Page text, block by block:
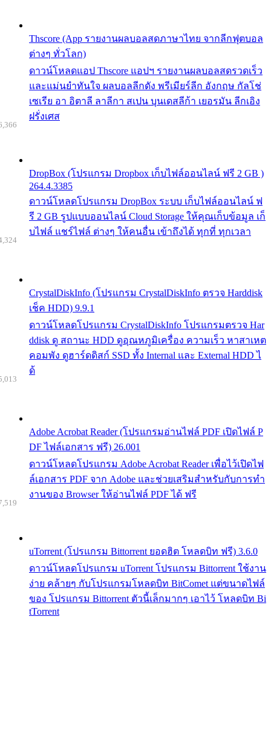
Thscore (App รายงานผลบอลสดภาษาไทย จากลีกฟุตบอล
ต่างๆ ทั่วโลก)
ดาวน์โหลดแอป Thscore แอปฯ รายงานผลบอลสดรวดเร็ว
และแม่นยำทันใจ ผลบอลลีกดัง พรีเมียร์ลีก อังกฤษ กัลโช่
เซเรีย อา อิตาลี ลาลีกา สเปน บุนเดสลีก้า เยอรมัน ลีกเอิง
ฝรั่งเศส
DropBox (โปรแกรม Dropbox เก็บไฟล์ออนไลน์ ฟรี 2 GB )
264.4.3385
ดาวน์โหลดโปรแกรม DropBox ระบบ เก็บไฟล์ออนไลน์ ฟ
รี 2 GB รูปแบบออนไลน์ Cloud Storage ให้คุณเก็บข้อมูล เก็
บไฟล์ แชร์ไฟล์ ต่างๆ ให้คนอื่น เข้าถึงได้ ทุกที่ ทุกเวลา
CrystalDiskInfo (โปรแกรม CrystalDiskInfo ตรวจ Harddisk
เช็ค HDD) 9.9.1
ดาวน์โหลดโปรแกรม CrystalDiskInfo โปรแกรมตรวจ Har
ddisk ดู สถานะ HDD ดูอุณหภูมิเครื่อง ความเร็ว หาสาเหต
คอมพัง ดูฮาร์ดดิสก์ SSD ทั้ง Internal และ External HDD ไ
ด้
Adobe Acrobat Reader (โปรแกรมอ่านไฟล์ PDF เปิดไฟล์ P
DF ไฟล์เอกสาร ฟรี) 26.001
ดาวน์โหลดโปรแกรม Adobe Acrobat Reader เพื่อไว้เปิดไฟ
ล์เอกสาร PDF จาก Adobe และช่วยเสริมสำหรับกับการทำ
งานของ Browser ให้อ่านไฟล์ PDF ได้ ฟรี
uTorrent (โปรแกรม Bittorrent ยอดฮิต โหลดบิท ฟรี) 3.6.0
ดาวน์โหลดโปรแกรม uTorrent โปรแกรม Bittorrent ใช้งาน
ง่าย คล้ายๆ กับโปรแกรมโหลดบิท BitComet แต่ขนาดไฟล์
ของ โปรแกรม Bittorrent ตัวนี้เล็กมากๆ เอาไว้ โหลดบิท Bi
tTorrent